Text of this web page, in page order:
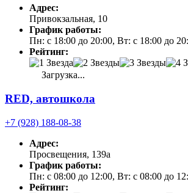
Адрес:
Привокзальная, 10
График работы:
Пн: с 18:00 до 20:00, Вт: с 18:00 до
Рейтинг:
Загрузка...
RED, автошкола
+7 (928) 188-08-38
Адрес:
Просвещения, 139а
График работы:
Пн: с 08:00 до 12:00, Вт: с 08:00 до
Рейтинг: